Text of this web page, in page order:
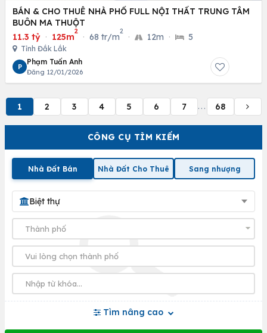
CÔNG CỤ TÌM KIẾM
Nhà Đất Bán Nhà Đất Cho Thuê Sang nhượng
Biệt thự
Tìm nâng cao
BÁN & CHO THUÊ NHÀ PHỐ FULL NỘI THẤT TRUNG TÂM
BUÔN MA THUỘT
11.3 tỷ · 125m
2
· 68 tr/m
2
· 12m · 5
Tỉnh Đắk Lắk
P
Phạm Tuấn Anh
Đăng 12/01/2026
1 2 3 4 5 6 7 ... 68